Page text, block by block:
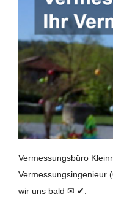
Vermessungsbüro
Vermessungsingenieur
wir uns bald ✉ ✔.